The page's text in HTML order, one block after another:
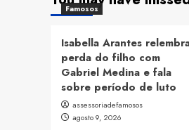
Famosos
Isabella Arantes
perda do filho com
Gabriel Medina e fala
sobre período de luto
assessoriadefamosos
agosto 9, 2026